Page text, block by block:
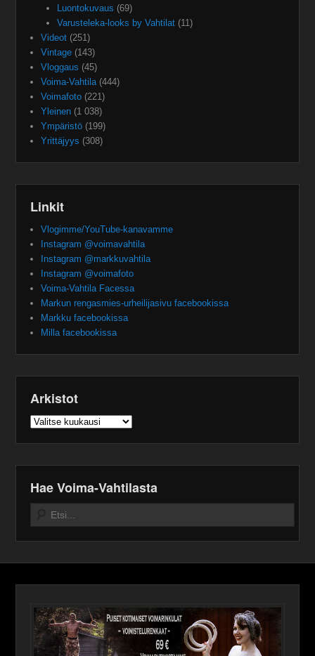
Luontokuvaus (69)
Varusteleka-looks by Vahtilat(11)
Videot (251)
Vintage (143)
Vloggaus (45)
Voima-Vahtila(444)
Voimafoto (221)
Yleinen (1 038)
Ympäristö (199)
Yrittäjyys (308)
Linkit
Vlogimme/YouTube-kanavamme
Instagram @voimavahtila
Instagram @markkuvahtila
Instagram @voimafoto
Voima-Vahtila Facessa
Markun rengasmies-urheilijasivu facebookissa
Markku facebookissa
Milla facebookissa
Arkistot
Arkistot
Hae Voima-Vahtilasta
Search